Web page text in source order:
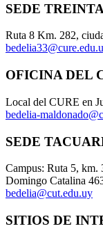
SEDE
Ruta 8 Km. 282,
OFICINA DEL
Local del CURE en
bedelia-
SEDE
Campus: Ruta 5, km.
Domingo Catalina
bedelia@cut.edu.uy
SITIOS DE